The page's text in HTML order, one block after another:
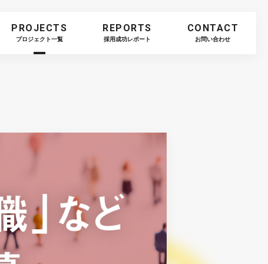
PROJECTS
プロジェクト一覧
REPORTS
採用成功レポート
CONTACT
お問い合わせ